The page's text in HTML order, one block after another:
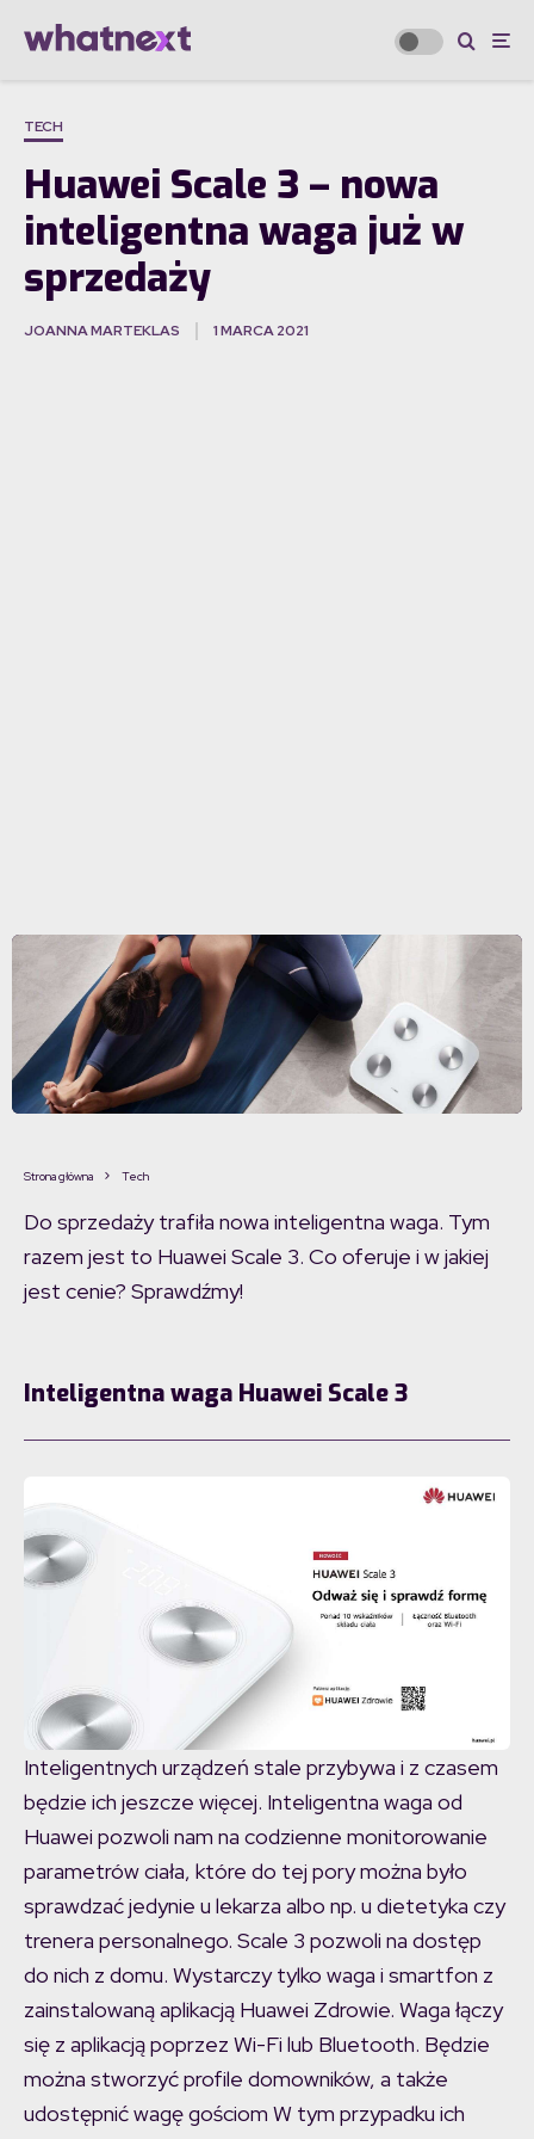
TECH
Huawei Scale 3 – nowa
inteligentna waga już w
sprzedaży
JOANNA MARTEKLAS 1 MARCA 2021
Strona główna Tech
Do sprzedaży trafiła nowa inteligentna waga. Tym
razem jest to Huawei Scale 3. Co oferuje i w jakiej
jest cenie? Sprawdźmy!
Inteligentna waga Huawei Scale 3
Inteligentnych urządzeń stale przybywa i z czasem
będzie ich jeszcze więcej. Inteligentna waga od
Huawei pozwoli nam na codzienne monitorowanie
parametrów ciała, które do tej pory można było
sprawdzać jedynie u lekarza albo np. u dietetyka czy
trenera personalnego. Scale 3 pozwoli na dostęp
do nich z domu. Wystarczy tylko waga i smartfon z
zainstalowaną aplikacją Huawei Zdrowie. Waga łączy
się z aplikacją poprzez Wi-Fi lub Bluetooth. Będzie
można stworzyć profile domowników, a także
udostępnić wagę gościom W tym przypadku ich